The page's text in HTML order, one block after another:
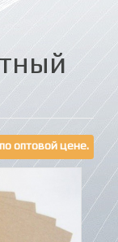
оптовой цене.